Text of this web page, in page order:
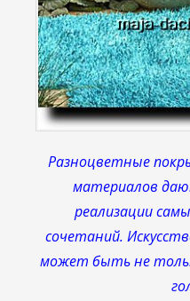
Разноцветные
материалов
реализации
сочетаний.
может быть не